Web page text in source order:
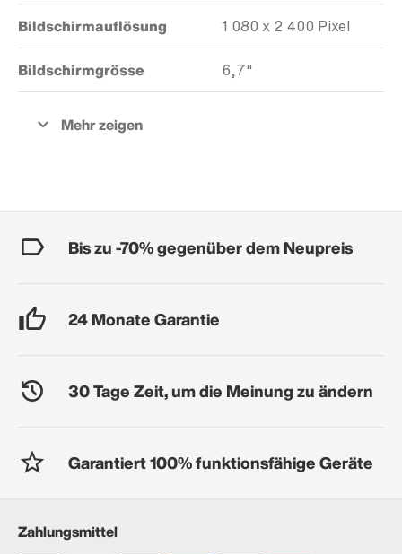
Bildschirmauflösung 1 080 x 2 400 Pixel
Bildschirmgrösse 6,7"
Bis zu -70% gegenüber dem Neupreis
24 Monate Garantie
30 Tage Zeit, um die Meinung zu ändern
Garantiert 100% funktionsfähige Geräte
Zahlungsmittel